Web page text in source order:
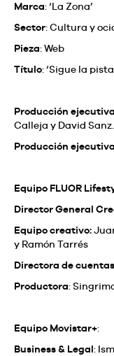
Marca:‘La Zona’
Sector:Cultura y
Pieza: Web
Título: ‘Sigue la
Producción
Calleja y David Sanz.
Producción
Equipo FLUOR
Director General
Equipo creativo:
y Ramón Tarrés
Directora de
Productora:
Equipo Movistar+:
Business & Legal: